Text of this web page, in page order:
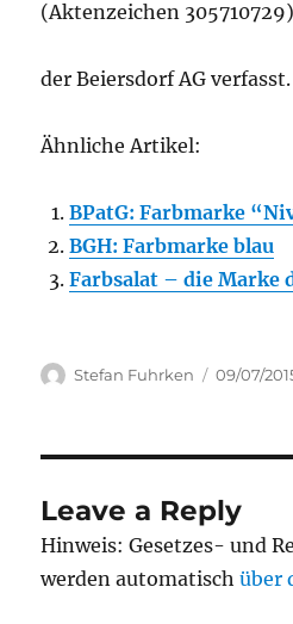
(Aktenzeichen 305710729)
der Beiersdorf AG verfasst.
Ähnliche Artikel:
BPatG: Farbmarke
BGH: Farbmarke blau
Farbsalat – die Marke
Author
Stefan Fuhrken
Posted
09/07/
Leave a Reply
Hinweis: Gesetzes- und
werden automatischüber